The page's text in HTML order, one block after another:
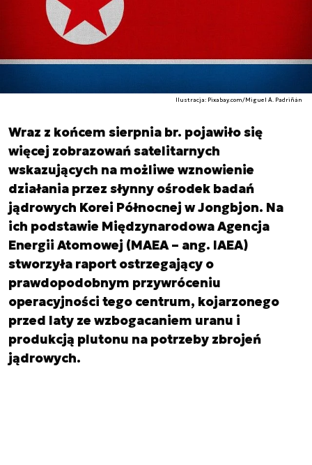
Ilustracja: Pixabay.com/Miguel Á. Padriñán
Wraz z końcem sierpnia br. pojawiło się
więcej zobrazowań satelitarnych
wskazujących na możliwe wznowienie
działania przez słynny ośrodek badań
jądrowych Korei Północnej w Jongbjon. Na
ich podstawie Międzynarodowa Agencja
Energii Atomowej (MAEA – ang. IAEA)
stworzyła raport ostrzegający o
prawdopodobnym przywróceniu
operacyjności tego centrum, kojarzonego
przed laty ze wzbogacaniem uranu i
produkcją plutonu na potrzeby zbrojeń
jądrowych.